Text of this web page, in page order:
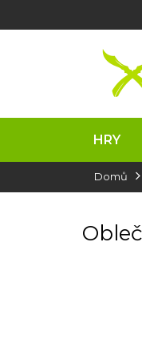
HRY